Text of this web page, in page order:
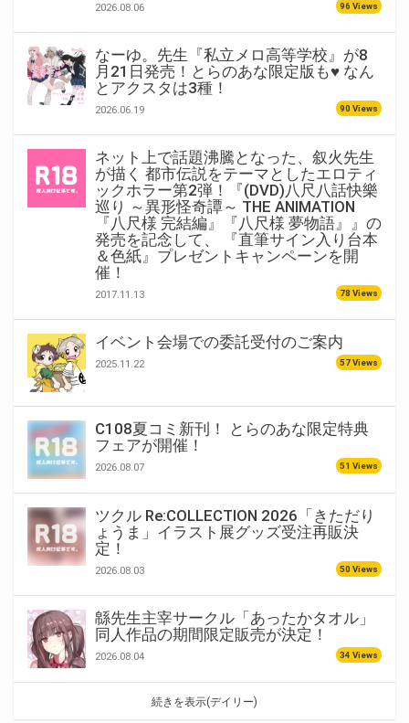
2026.08.06 96 Views
なーゆ。先生『私立メロ高等学校』が8
月21日発売！とらのあな限定版も♥ なん
とアクスタは3種！
2026.06.19 90 Views
ネット上で話題沸騰となった、叙火先生
が描く 都市伝説をテーマとしたエロティ
ックホラー第2弾！『(DVD)八尺八話快樂
巡り ～異形怪奇譚～ THE ANIMATION
『八尺様 完結編』『八尺様 夢物語』』の
発売を記念して、 『直筆サイン入り台本
＆色紙』プレゼントキャンペーンを開
催！
2017.11.13 78 Views
イベント会場での委託受付のご案内
2025.11.22 57 Views
C108夏コミ新刊！ とらのあな限定特典
フェアが開催！
2026.08.07 51 Views
ツクル Re:COLLECTION 2026「きただり
ょうま」イラスト展グッズ受注再販決
定！
2026.08.03 50 Views
緜先生主宰サークル「あったかタオル」
同人作品の期間限定販売が決定！
2026.08.04 34 Views
続きを表示(デイリー)